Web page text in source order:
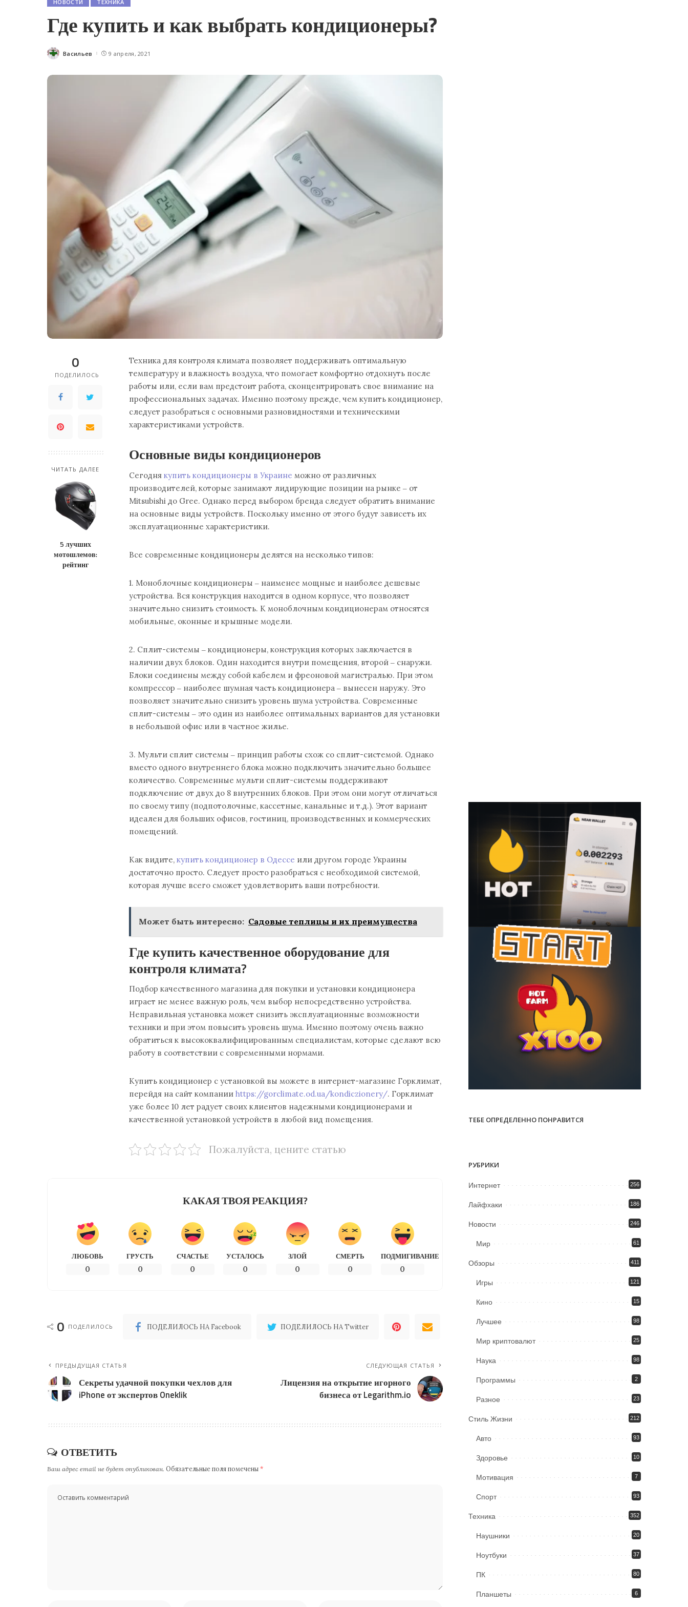
НОВОСТИ ТЕХНИКА
Где купить и как выбрать кондиционеры?
Posted
Васильев 9 апреля, 2021
0
ПОДЕЛИЛОСЬ
ЧИТАТЬ ДАЛЕЕ
5 лучших
мотошлемов:
рейтинг
Техника для контроля климата позволяет поддерживать оптимальную
температуру и влажность воздуха, что помогает комфортно отдохнуть после
работы или, если вам предстоит работа, сконцентрировать свое внимание на
профессиональных задачах. Именно поэтому прежде, чем купить кондиционер,
следует разобраться с основными разновидностями и техническими
характеристиками устройств.
Основные виды кондиционеров
Сегодня купить кондиционеры в Украине можно от различных
производителей, которые занимают лидирующие позиции на рынке ‒ от
Mitsubishi до Gree. Однако перед выбором бренда следует обратить внимание
на основные виды устройств. Поскольку именно от этого будут зависеть их
эксплуатационные характеристики.
Все современные кондиционеры делятся на несколько типов:
1. Моноблочные кондиционеры ‒ наименее мощные и наиболее дешевые
устройства. Вся конструкция находится в одном корпусе, что позволяет
значительно снизить стоимость. К моноблочным кондиционерам относятся
мобильные, оконные и крышные модели.
2. Сплит-системы ‒ кондиционеры, конструкция которых заключается в
наличии двух блоков. Один находится внутри помещения, второй ‒ снаружи.
Блоки соединены между собой кабелем и фреоновой магистралью. При этом
компрессор ‒ наиболее шумная часть кондиционера ‒ вынесен наружу. Это
позволяет значительно снизить уровень шума устройства. Современные
сплит-системы ‒ это один из наиболее оптимальных вариантов для установки
в небольшой офис или в частное жилье.
3. Мульти сплит системы ‒ принцип работы схож со сплит-системой. Однако
вместо одного внутреннего блока можно подключить значительно большее
количество. Современные мульти сплит-системы поддерживают
подключение от двух до 8 внутренних блоков. При этом они могут отличаться
по своему типу (подпотолочные, кассетные, канальные и т.д.). Этот вариант
идеален для больших офисов, гостиниц, производственных и коммерческих
помещений.
Как видите, купить кондиционер в Одессе или другом городе Украины
достаточно просто. Следует просто разобраться с необходимой системой,
которая лучше всего сможет удовлетворить ваши потребности.
Может быть интересно: Садовые теплицы и их преимущества
Где купить качественное оборудование для
контроля климата?
Подбор качественного магазина для покупки и установки кондиционера
играет не менее важную роль, чем выбор непосредственно устройства.
Неправильная установка может снизить эксплуатационные возможности
техники и при этом повысить уровень шума. Именно поэтому очень важно
обратиться к высококвалифицированным специалистам, которые сделают всю
работу в соответствии с современными нормами.
Купить кондиционер с установкой вы можете в интернет-магазине Горклимат,
перейдя на сайт компании https://gorclimate.od.ua/kondiczionery/. Горклимат
уже более 10 лет радует своих клиентов надежными кондиционерами и
качественной установкой устройств в любой вид помещения.
Пожалуйста, цените статью
КАКАЯ ТВОЯ РЕАКЦИЯ?
ЛЮБОВЬ
0
ГРУСТЬ
0
СЧАСТЬЕ
0
УСТАЛОСЬ
0
ЗЛОЙ
0
СМЕРТЬ
0
ПОДМИГИВАНИЕ
0
0 ПОДЕЛИЛОСЬ ПОДЕЛИЛОСЬ НА Facebook ПОДЕЛИЛОСЬ НА Twitter
ПРЕДЫДУЩАЯ СТАТЬЯ
Секреты удачной покупки чехлов для
iPhone от экспертов Oneklik
СЛЕДУЮЩАЯ СТАТЬЯ
Лицензия на открытие игорного
бизнеса от Legarithm.io
ОТВЕТИТЬ
Ваш адрес email не будет опубликован. Обязательные поля помечены *
ТЕБЕ ОПРЕДЕЛЕННО ПОНРАВИТСЯ
РУБРИКИ
Интернет 256
Лайфхаки 186
Новости 246
Мир 61
Обзоры 411
Игры 121
Кино 15
Лучшее 98
Мир криптовалют 25
Наука 98
Программы 2
Разное 23
Стиль Жизни 212
Авто 93
Здоровье 10
Мотивация 7
Спорт 93
Техника 352
Наушники 20
Ноутбуки 37
ПК 80
Планшеты 6